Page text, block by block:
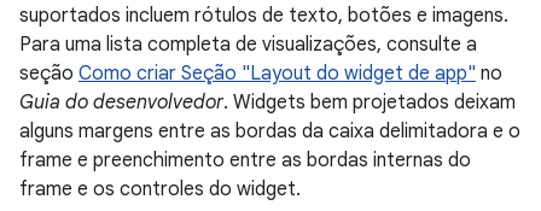
suportados incluem rótulos de texto, botões e imagens.
Para uma lista completa de visualizações, consulte a
seção Como criar Seção "Layout do widget de app" no
Guia do desenvolvedor. Widgets bem projetados deixam
alguns margens entre as bordas da caixa delimitadora e o
frame e preenchimento entre as bordas internas do
frame e os controles do widget.